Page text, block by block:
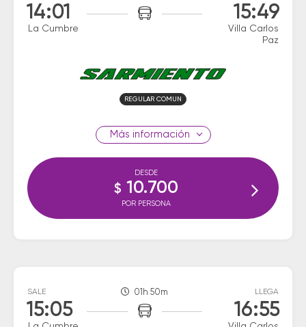
14:01
La Cumbre
15:49
Villa Carlos
Paz
REGULAR COMUN
información
DESDE
$ 10.700
POR PERSONA
SALE
15:05
01h 50m LLEGA
16:55